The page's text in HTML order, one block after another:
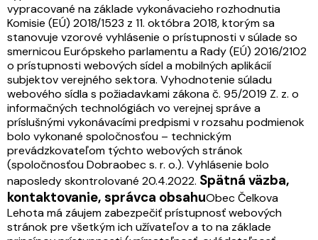
vypracované na základe vykonávacieho rozhodnutia
Komisie (EÚ) 2018/1523 z 11. októbra 2018, ktorým sa
stanovuje vzorové vyhlásenie o prístupnosti v súlade so
smernicou Európskeho parlamentu a Rady (EÚ) 2016/2102
o prístupnosti webových sídel a mobilných aplikácií
subjektov verejného sektora. Vyhodnotenie súladu
webového sídla s požiadavkami zákona č. 95/2019 Z. z. o
informačných technológiách vo verejnej správe a
príslušnými vykonávacími predpismi v rozsahu podmienok
bolo vykonané spoločnosťou – technickým
prevádzkovateľom týchto webových stránok
(spoločnosťou Dobraobec s. r. o.). Vyhlásenie bolo
naposledy skontrolované 20.4.2022. Spätná väzba,
kontaktovanie, správca obsahuObec Čelkova
Lehota má záujem zabezpečiť prístupnosť webových
stránok pre všetkým ich užívateľov a to na základe